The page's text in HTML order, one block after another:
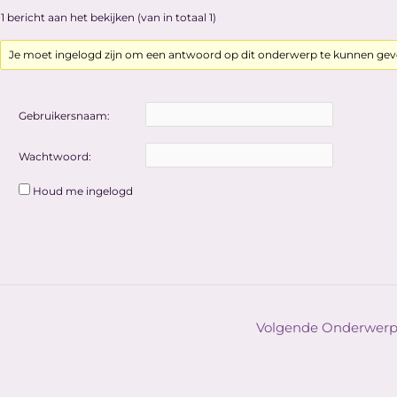
1 bericht aan het bekijken (van in totaal 1)
Je moet ingelogd zijn om een antwoord op dit onderwerp te kunnen
Gebruikersnaam:
Wachtwoord:
Houd me ingelogd
Volgende Onderwerp